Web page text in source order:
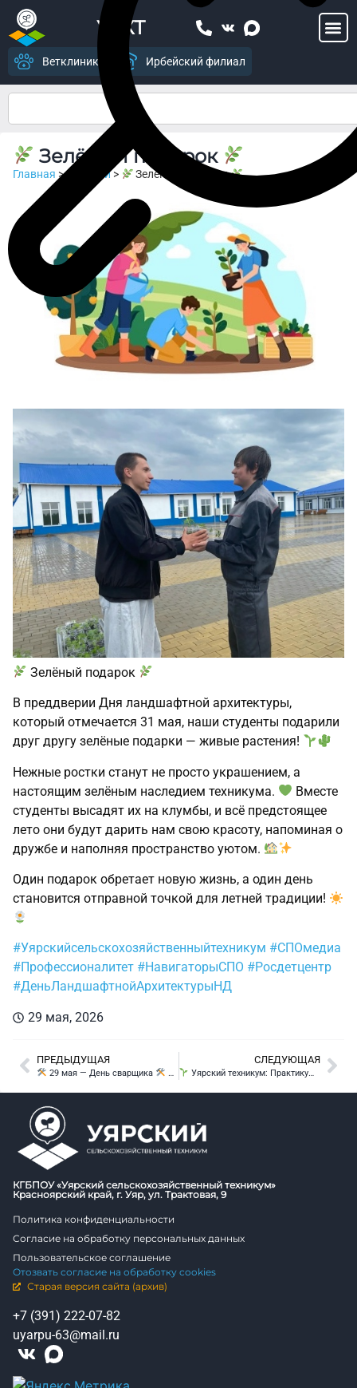
УСХТ
Ветклиника Ирбейский филиал
Зелёный подарок
Главная >Новости> Зелёный подарок
Зелёный подарок
В преддверии Дня ландшафтной архитектуры,
который отмечается 31 мая, наши студенты подарили
друг другу зелёные подарки — живые растения!
Нежные ростки станут не просто украшением, а
настоящим зелёным наследием техникума.
Вместе
студенты высадят их на клумбы, и всё предстоящее
лето они будут дарить нам свою красоту, напоминая о
дружбе и наполняя пространство уютом.
Один подарок обретает новую жизнь, а один день
становится отправной точкой для летней традиции!
#Уярскийсельскохозяйственныйтехникум #СПОмедиа
#Профессионалитет #НавигаторыСПО #Росдетцентр
#ДеньЛандшафтнойАрхитектурыНД
29 мая, 2026
ПРЕДЫДУЩАЯ
29 мая — День сварщика
СЛЕДУЮЩАЯ
Уярский техникум: Практикум для лидеров перемен
КГБПОУ «Уярский сельскохозяйственный техникум»
Красноярский край, г. Уяр, ул. Трактовая, 9
Политика конфиденциальности
Согласие на обработку персональных данных
Пользовательское соглашение
Отозвать согласие на обработку cookies
Старая версия сайта (архив)
+7 (391) 222-07-82
uyarpu-63@mail.ru